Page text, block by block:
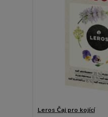
Leros Čaj pro kojící